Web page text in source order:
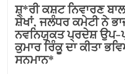
ਸ਼੍*ਰੀ ਕਸ਼ਟ ਨਿਵਾਰਣ
ਸ਼ੇਖਾਂ, ਜਲੰਧਰ ਕਮੇਟੀ ਨੇ
ਨਵਨਿਯੁਕਤ ਪ੍ਰਦੇਸ਼ ਉਪ-
ਕੁਮਾਰ ਰਿੰਕੂ ਦਾ ਕੀਤਾ
ਸਨਮਾਨ*